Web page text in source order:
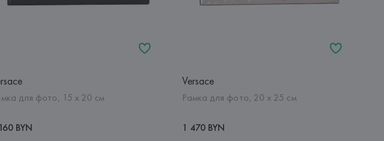
для фото, 15 х 20 см
BYN
Versace
Рамка для фото, 20 х 25 см
1 470 BYN